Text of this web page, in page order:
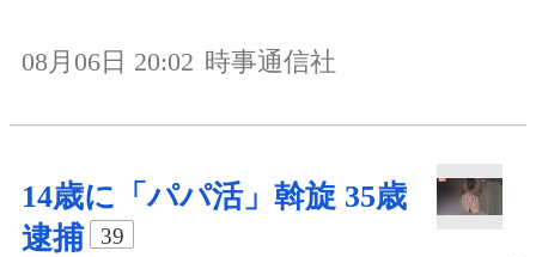
08月06日 20:02 時事通信社
14歳に「パパ活」斡旋 35歳
逮捕
39